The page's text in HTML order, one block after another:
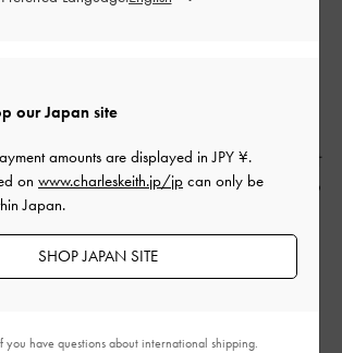
トでは、以下のすべての条件を満たしてい
が未使用であること
および付属品（靴箱・商品袋・形状保持材
）が、お届け時と同様の状態で揃っている
ご希望の場合は、「マイアカウント」より
注文を選択し、「返品・交換を申請す
our Japan site
amounts are displayed inJPY ¥.
on www.charleskeith.jp/jp can only be
Japan.
SHOP JAPAN SITE
have questions about international shipping.